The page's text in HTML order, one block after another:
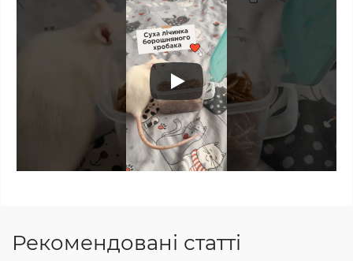
Рекомендовані статті